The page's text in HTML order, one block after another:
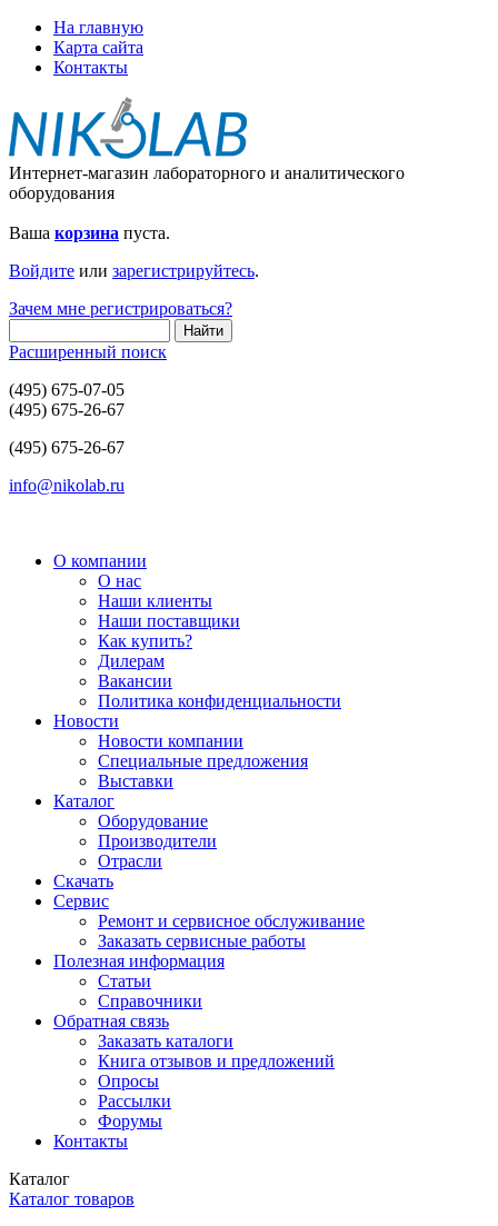
На главную
Карта сайта
Контакты
Интернет-магазин лабораторного и аналитического
оборудования
Ваша корзина пуста.
Войдите или зарегистрируйтесь.
Зачем мне регистрироваться?
Расширенный поиск
(495) 675-07-05
(495) 675-26-67
(495) 675-26-67
info@nikolab.ru
О компании
О нас
Наши клиенты
Наши поставщики
Как купить?
Дилерам
Вакансии
Политика конфиденциальности
Новости
Новости компании
Специальные предложения
Выставки
Каталог
Оборудование
Производители
Отрасли
Скачать
Сервис
Ремонт и сервисное обслуживание
Заказать сервисные работы
Полезная информация
Статьи
Справочники
Обратная связь
Заказать каталоги
Книга отзывов и предложений
Опросы
Рассылки
Форумы
Контакты
Каталог
Каталог товаров